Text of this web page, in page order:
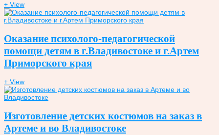
+ View
Оказание психолого-педагогической
помощи детям в г.Владивостоке и г.Артем
Приморского края
+ View
Изготовление детских костюмов на заказ в
Артеме и во Владивостоке